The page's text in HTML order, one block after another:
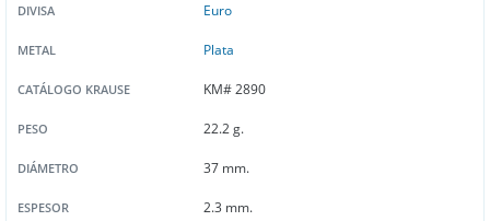
DIVISA Euro
METAL Plata
CATÁLOGO KRAUSE KM# 2890
PESO 22.2 g.
DIÁMETRO 37 mm.
ESPESOR 2.3 mm.